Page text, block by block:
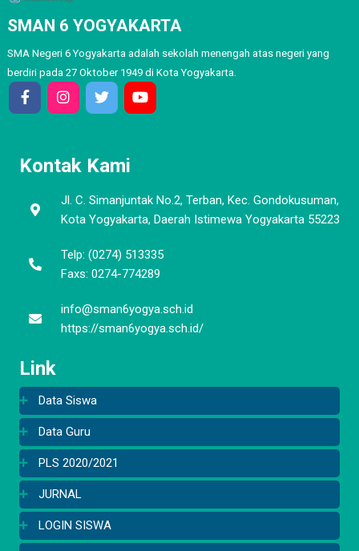
SMAN 6 YOGYAKARTA
SMA Negeri 6 Yogyakarta adalah sekolah menengah atas negeri yang
berdiri pada 27 Oktober 1949 di Kota Yogyakarta.
Kontak Kami
Jl. C. Simanjuntak No.2, Terban, Kec. Gondokusuman,
Kota Yogyakarta, Daerah Istimewa Yogyakarta 55223
Telp: (0274) 513335
Faxs: 0274-774289
info@sman6yogya.sch.id
https://sman6yogya.sch.id/
Link
Data Siswa
Data Guru
PLS 2020/2021
JURNAL
LOGIN SISWA